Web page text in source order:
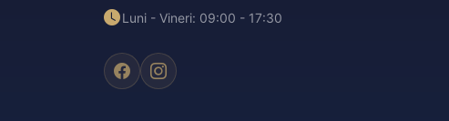
Luni - Vineri: 09:00 - 17:30